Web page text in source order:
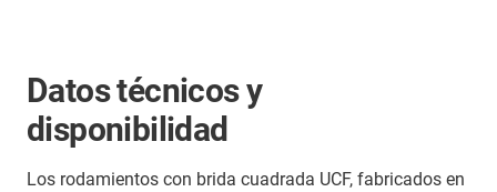
Datos técnicos y
disponibilidad
Los rodamientos con brida cuadrada UCF, fabricados en